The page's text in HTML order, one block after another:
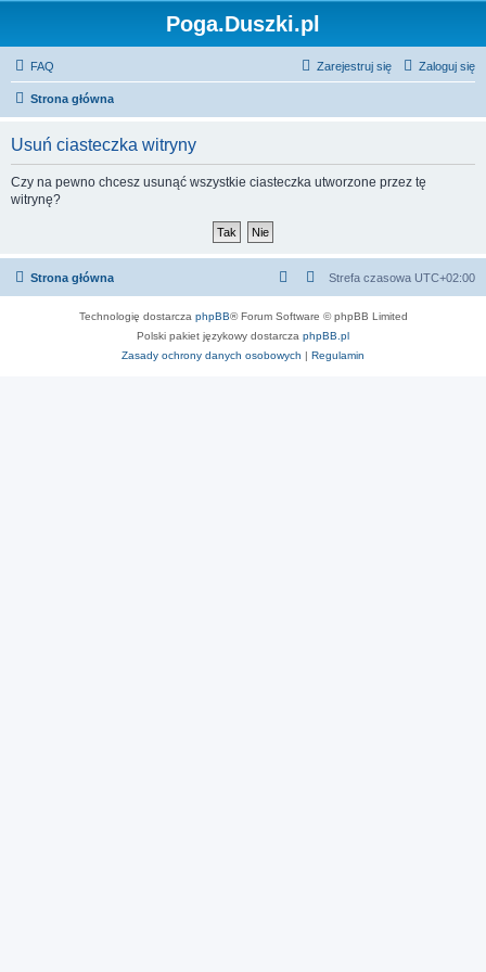
Poga.Duszki.pl
FAQ Zaloguj się
Zarejestruj się
Strona główna
Usuń ciasteczka witryny
Czy na pewno chcesz usunąć wszystkie ciasteczka utworzone przez tę
witrynę?
Strona główna Strefa czasowa UTC+02:00
Technologię dostarcza phpBB® Forum Software © phpBB Limited
Polski pakiet językowy dostarcza phpBB.pl
Zasady ochrony danych osobowych | Regulamin